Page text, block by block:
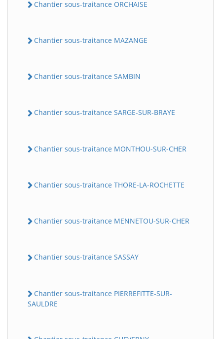
Chantier sous-traitance ORCHAISE
Chantier sous-traitance MAZANGE
Chantier sous-traitance SAMBIN
Chantier sous-traitance SARGE-SUR-BRAYE
Chantier sous-traitance MONTHOU-SUR-CHER
Chantier sous-traitance THORE-LA-ROCHETTE
Chantier sous-traitance MENNETOU-SUR-CHER
Chantier sous-traitance SASSAY
Chantier sous-traitance PIERREFITTE-SUR-
SAULDRE